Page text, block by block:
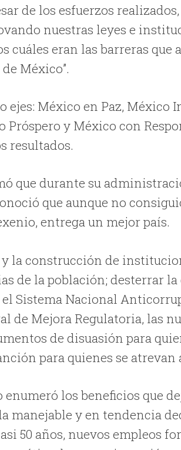
de los esfuerzos
nuestras leyes e
cuáles eran las barreras que
México”.
México en Paz, México
Próspero y México con
resultados.
que durante su
que aunque no
entrega un mejor país.
la construcción de
de la población; desterrar
Sistema Nacional
de Mejora Regulatoria, las
de disuasión para
para quienes se atrevan
enumeró los beneficios que
manejable y en tendencia
50 años, nuevos empleos